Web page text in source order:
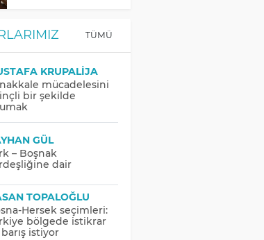
TÜMÜ
KRUPALIJA
mücadelesini
bir şekilde
GÜL
– Boşnak
dair
TOPALOĞLU
Hersek seçimleri:
bölgede istikrar
istiyor